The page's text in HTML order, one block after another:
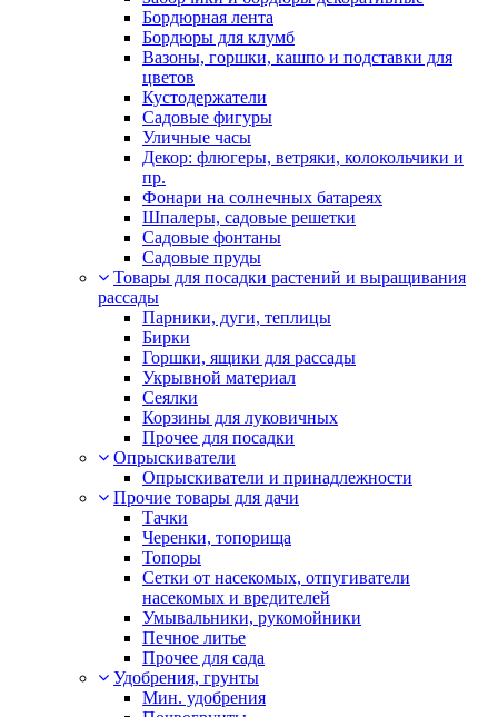
Бордюрная лента
Бордюры для клумб
Вазоны, горшки, кашпо и подставки для
цветов
Кустодержатели
Садовые фигуры
Уличные часы
Декор: флюгеры, ветряки, колокольчики и
пр.
Фонари на солнечных батареях
Шпалеры, садовые решетки
Садовые фонтаны
Садовые пруды
Товары для посадки растений и выращивания
рассады
Парники, дуги, теплицы
Бирки
Горшки, ящики для рассады
Укрывной материал
Сеялки
Корзины для луковичных
Прочее для посадки
Опрыскиватели
Опрыскиватели и принадлежности
Прочие товары для дачи
Тачки
Черенки, топорища
Топоры
Сетки от насекомых, отпугиватели
насекомых и вредителей
Умывальники, рукомойники
Печное литье
Прочее для сада
Удобрения, грунты
Мин. удобрения